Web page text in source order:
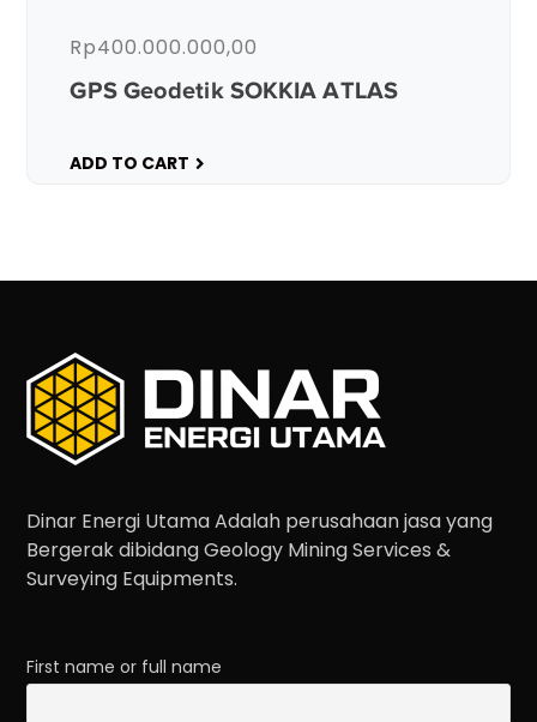
GPS Geodetik SOKKIA ATLAS
Rp400.000.000,00
ADD TO CART
Dinar Energi Utama Adalah perusahaan jasa yang
Bergerak dibidang Geology Mining Services &
Surveying Equipments.
First name or full name